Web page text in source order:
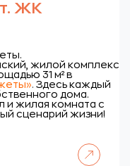
ЖК
жилой комплекс
31 м² в
. Здесь каждый
дома.
и жилая комната с
сценарий жизни!